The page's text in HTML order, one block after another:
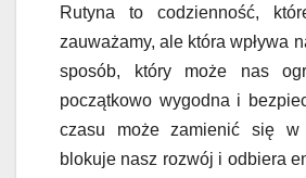
Rutyna to codzienność,
zauważamy, ale która wpływa
sposób, który może nas
początkowo wygodna i
czasu może zamienić się w
blokuje nasz rozwój i odbiera